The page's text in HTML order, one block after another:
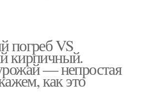
погреб VS
кирпичный.
— непростая
как это